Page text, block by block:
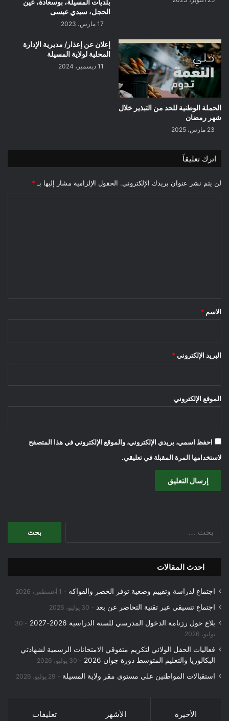
بلديات المسيلة، بوسعادة، عين
الحجل، سيدي عيسى
17 مارس، 2023
الحملة الوطنية للحد من التبذير خلال
شهر رمضان
23 مارس، 2025
إعلان عن إعذار/ مديرية الإدارة
المحلية لولاية المسيلة
11 ديسمبر، 2024
اترك تعليقاً
لن يتم نشر عنوان بريدك الإلكتروني. الحقول الإلزامية مشار إليها بـ *
*
الاسم *
البريد الإلكتروني *
الموقع الإلكتروني
احفظ اسمي، بريدي الإلكتروني، والموقع الإلكتروني في هذا المتصفح
لاستخدامها المرة المقبلة في تعليقي.
احدث المقالات
اجتماع لدراسة وتقييم وضعية توفر الخضر والفواكه 1 أغسطس، 2026
اجتماع تنسيقي عبر تقنية التحاضر عن بعد 30 يوليو، 2026
بلاغ حول رزنامة الدخول المدرسي للسنة الدراسية 2026-2027
30
يوليو، 2026
فعاليات الحفل الولائي لتكريم متفوقي الامتحانات الرسمية لشهادتي
البكالوريا والتعليم المتوسط دورة جوان 2026
30 يوليو، 2026
استقبالات المواطنين على مستوى مقر ولاية المسيلة 29 يوليو، 2026
الأخيرة الأشهر تعليقات